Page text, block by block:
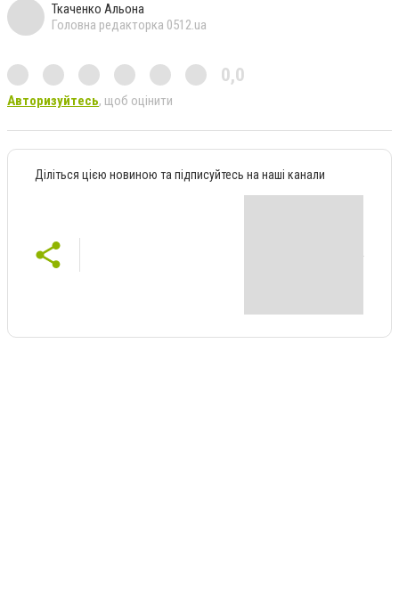
Ткаченко Альона
Головна редакторка 0512.ua
0,0
Авторизуйтесь, щоб оцінити
Діліться цією новиною та підписуйтесь на наші канали